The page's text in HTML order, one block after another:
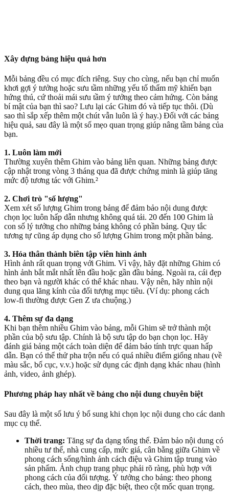
Xây dựng bảng hiệu quả hơn
Mỗi bảng đều có mục đích riêng. Suy cho cùng, nếu bạn chỉ muốn
khơi gợi ý tưởng hoặc sưu tầm những yếu tố thẩm mỹ khiến bạn
hứng thú, cứ thoải mái sưu tầm ý tưởng theo cảm hứng. Còn bảng
bí mật của bạn thì sao? Lưu lại các Ghim đó và tiếp tục thôi. (Dù
sao thì sắp xếp thêm một chút vẫn luôn là ý hay.) Đối với các bảng
hiệu quả, sau đây là một số mẹo quan trọng giúp nâng tầm bảng của
bạn.
1. Luôn làm mới
Thường xuyên thêm Ghim vào bảng liên quan. Những bảng được
cập nhật trong vòng 3 tháng qua đã được chứng minh là giúp tăng
mức độ tương tác với Ghim.²
2. Chơi trò "số lượng"
Xem xét số lượng Ghim trong bảng để đảm bảo nội dung được
chọn lọc luôn hấp dẫn nhưng không quá tải. 20 đến 100 Ghim là
con số lý tưởng cho những bảng không có phần bảng. Quy tắc
tương tự cũng áp dụng cho số lượng Ghim trong một phần bảng.
3. Hóa thân thành biên tập viên hình ảnh
Hình ảnh rất quan trọng với Ghim. Vì vậy, hãy đặt những Ghim có
hình ảnh bắt mắt nhất lên đầu hoặc gần đầu bảng. Ngoài ra, cái đẹp
theo bạn và người khác có thể khác nhau. Vậy nên, hãy nhìn nội
dung qua lăng kính của đối tượng mục tiêu. (Ví dụ: phong cách
low-fi thường được Gen Z ưa chuộng.)
4. Thêm sự đa dạng
Khi bạn thêm nhiều Ghim vào bảng, mỗi Ghim sẽ trở thành một
phần của bộ sưu tập. Chính là bộ sưu tập do bạn chọn lọc. Hãy
đánh giá bảng một cách toàn diện để đảm bảo tính trực quan hấp
dẫn. Bạn có thể thử pha trộn nếu có quá nhiều điểm giống nhau (về
màu sắc, bố cục, v.v.) hoặc sử dụng các định dạng khác nhau (hình
ảnh, video, ảnh ghép).
Phương pháp hay nhất về bảng cho nội dung chuyên biệt
Sau đây là một số lưu ý bổ sung khi chọn lọc nội dung cho các danh
mục cụ thể.
Thời trang: Tăng sự đa dạng tổng thể. Đảm bảo nội dung có
nhiều tư thế, nhà cung cấp, mức giá, cân bằng giữa Ghim về
phong cách sống/hình ảnh cách điệu và Ghim tập trung vào
sản phẩm. Ảnh chụp trang phục phải rõ ràng, phù hợp với
phong cách của đối tượng. Ý tưởng cho bảng: theo phong
cách, theo mùa, theo dịp đặc biệt, theo cột mốc quan trọng.